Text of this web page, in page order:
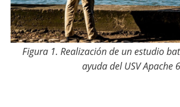
Figura 1. Realización de un estudio
ayuda del USV Apache 6